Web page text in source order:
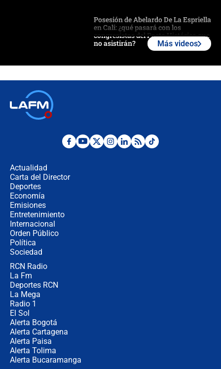
Posesión de Abelardo De La Espriella
en Cali: ¿qué pasará con los
congresistas del Pacto Histórico que
no asistirán?
¿Por qué De la Espriella gobernará
Más videos
Actualidad
Carta del Director
Deportes
Economía
Emisiones
Entretenimiento
Internacional
Orden Público
Política
Sociedad
RCN Radio
La Fm
Deportes RCN
La Mega
Radio 1
El Sol
Alerta Bogotá
Alerta Cartagena
Alerta Paisa
Alerta Tolima
Alerta Bucaramanga